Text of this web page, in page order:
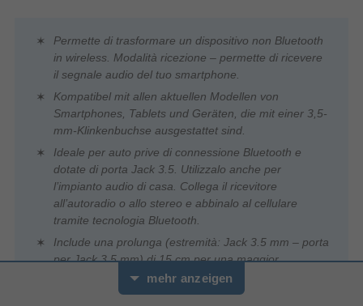
Permette di trasformare un dispositivo non Bluetooth
in wireless. Modalità ricezione – permette di ricevere
il segnale audio del tuo smartphone.
Kompatibel mit allen aktuellen Modellen von
Smartphones, Tablets und Geräten, die mit einer 3,5-
mm-Klinkenbuchse ausgestattet sind.
Ideale per auto prive di connessione Bluetooth e
dotate di porta Jack 3.5. Utilizzalo anche per
l’impianto audio di casa. Collega il ricevitore
all’autoradio o allo stereo e abbinalo al cellulare
tramite tecnologia Bluetooth.
Include una prolunga (estremità: Jack 3.5 mm – porta
per Jack 3.5 mm) di 15 cm per una maggior
Contenuto confezione: adattatore audio.
mehr anzeigen